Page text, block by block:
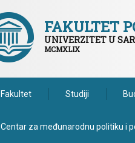
FAKULTET
UNIVERZITET U
MCMXLIX
Fakultet Studiji
Centar za međunarodnu politiku i